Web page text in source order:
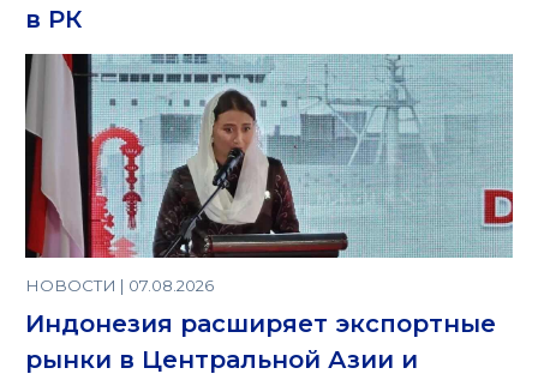
в РК
НОВОСТИ | 07.08.2026
Индонезия расширяет экспортные
рынки в Центральной Азии и